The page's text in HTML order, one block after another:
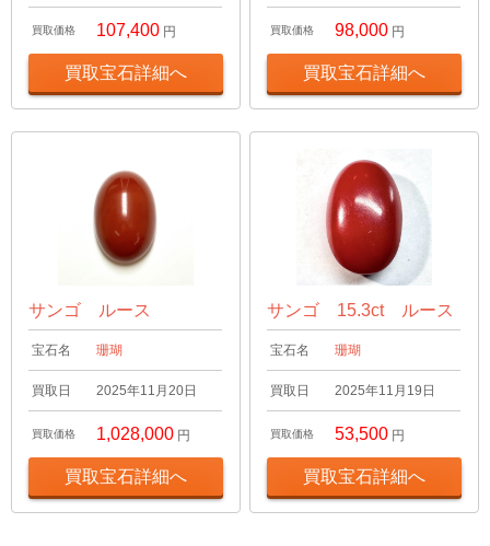
買取価格 107,400 円
買取宝石詳細へ
買取価格 98,000 円
買取宝石詳細へ
サンゴ ルース
宝石名 珊瑚
買取日 2025年11月20日
買取価格 1,028,000 円
買取宝石詳細へ
サンゴ 15.3ct ルース
宝石名 珊瑚
買取日 2025年11月19日
買取価格 53,500 円
買取宝石詳細へ